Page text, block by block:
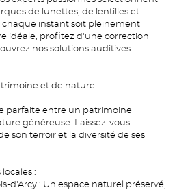
de lunettes, de lentilles et
instant soit pleinement
idéale, profitez d'une correction
nos solutions auditives
et de nature
parfaite entre un patrimoine
généreuse. Laissez-vous
son terroir et la diversité de ses
:
d'Arcy : Un espace naturel préservé,